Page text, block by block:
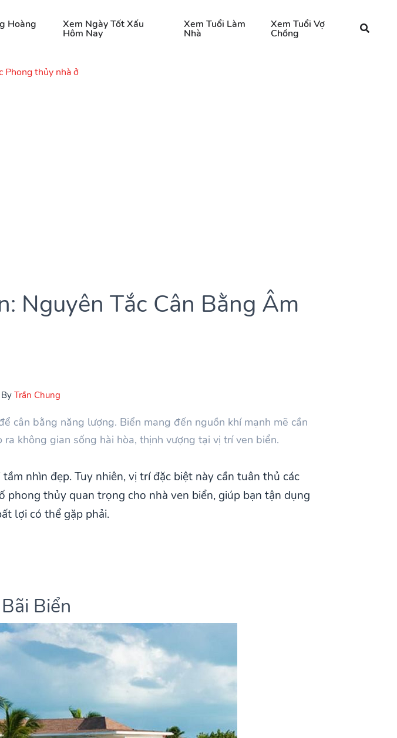
Hoàng Xem Ngày Tốt Xấu
Hôm Nay
Xem Tuổi Làm
Nhà
Xem Tuổi Vợ
Chồng
Phong thủy nhà ở
Nguyên Tắc Cân Bằng Âm
ByTrần Chung
cân bằng năng lượng. Biển mang đến nguồn khí mạnh mẽ cần
không gian sống hài hòa, thịnh vượng tại vị trí ven biển.
nhìn đẹp. Tuy nhiên, vị trí đặc biệt này cần tuân thủ các
thủy quan trọng cho nhà ven biển, giúp bạn tận dụng
lợi có thể gặp phải.
Biển